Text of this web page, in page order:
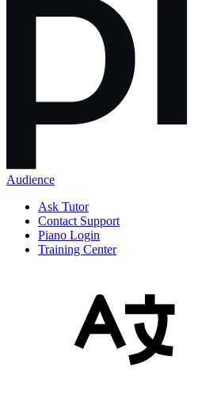
Audience
Ask Tutor
Contact Support
Piano Login
Training Center